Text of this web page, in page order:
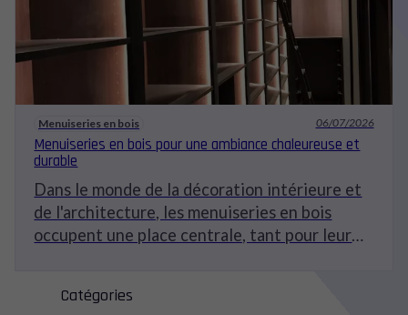
Catégories
Menuiseries en bois 06/07/2026
Menuiseries en bois pour une ambiance chaleureuse et
durable
Dans le monde de la décoration intérieure et
de l'architecture, les menuiseries en bois
occupent une place centrale, tant pour leur
contente pas seulement d'ajouter une touche